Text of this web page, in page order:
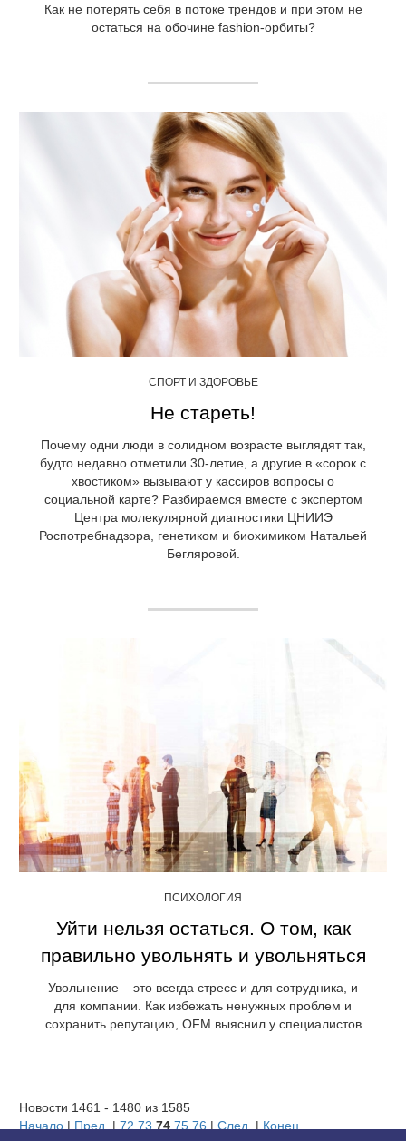
Как не потерять себя в потоке трендов и при этом не
остаться на обочине fashion-орбиты?
СПОРТ И ЗДОРОВЬЕ
Не стареть!
Почему одни люди в солидном возрасте выглядят так,
будто недавно отметили 30-летие, а другие в «сорок с
хвостиком» вызывают у кассиров вопросы о
социальной карте? Разбираемся вместе с экспертом
Центра молекулярной диагностики ЦНИИЭ
Роспотребнадзора, генетиком и биохимиком Натальей
Бегляровой.
ПСИХОЛОГИЯ
Уйти нельзя остаться. О том, как
правильно увольнять и увольняться
Увольнение – это всегда стресс и для сотрудника, и
для компании. Как избежать ненужных проблем и
сохранить репутацию, OFM выяснил у специалистов
Новости 1461 - 1480 из 1585
Начало | Пред. |72 73 74 75 76 |След. | Конец